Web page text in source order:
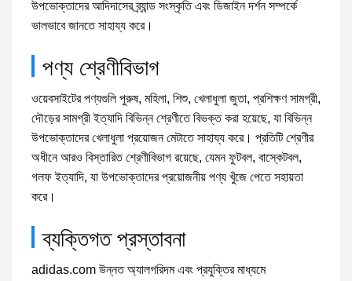
উপভোক্তাদের আদিদাসের ব্র্যান্ড সংস্কৃতি এবং ডিজাইন দর্শন সম্পর্কে
ভালভাবে জানতে সাহায্য করে।
পণ্য শ্রেণীবিভাগ
ওয়েবসাইটের পণ্যগুলি পুরুষ, মহিলা, শিশু, খেলাধুলা জুতা, প্রশিক্ষণ সামগ্রী,
দৌড়ের সামগ্রী ইত্যাদি বিভিন্ন শ্রেণীতে বিভক্ত করা হয়েছে, যা বিভিন্ন
উপভোক্তাদের খেলাধুলা প্রয়োজন মেটাতে সাহায্য করে। প্রতিটি শ্রেণীর
অধীনে আরও বিস্তারিত শ্রেণীবিভাগ রয়েছে, যেমন ফুটবল, বাস্কেটবল,
গলফ ইত্যাদি, যা উপভোক্তাদের প্রয়োজনীয় পণ্য খুঁজে পেতে সহায়তা
করে।
ব্যক্তিগত প্রস্তাবনা
adidas.com উন্নত অ্যালগরিদম এবং প্রযুক্তির মাধ্যমে